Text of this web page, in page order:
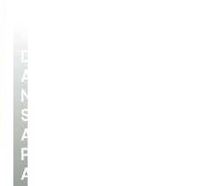
DESCUBRA
A
NOSSA
SELEÇÃO
A
PREÇOS
ACESSÍVEIS